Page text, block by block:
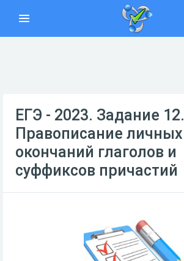
ЕГЭ - 2023. Задание 12.
Правописание личных
окончаний глаголов и
суффиксов причастий